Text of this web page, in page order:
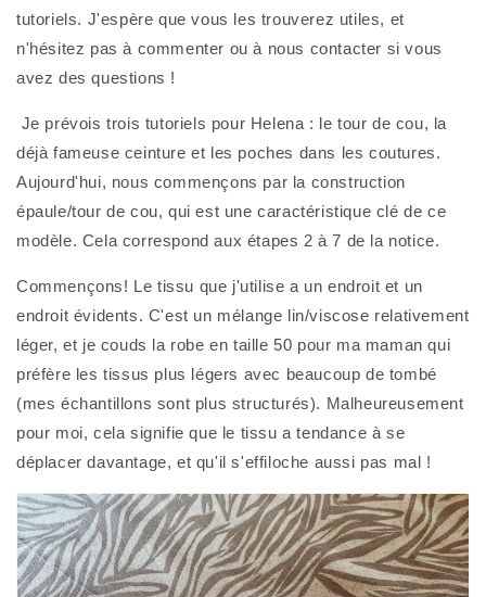
tutoriels. J'espère que vous les trouverez utiles, et
n'hésitez pas à commenter ou à nous contacter si vous
avez des questions !
déjà fameuse ceinture et les poches dans les coutures.
Aujourd'hui, nous commençons par la construction
épaule/tour de cou, qui est une caractéristique clé de ce
modèle. Cela correspond aux étapes 2 à 7 de la notice.
Commençons! Le tissu que j'utilise a un endroit et un
endroit évidents. C'est un mélange lin/viscose relativement
léger, et je couds la robe en taille 50 pour ma maman qui
préfère les tissus plus légers avec beaucoup de tombé
(mes échantillons sont plus structurés). Malheureusement
pour moi, cela signifie que le tissu a tendance à se
déplacer davantage, et qu'il s'effiloche aussi pas mal !